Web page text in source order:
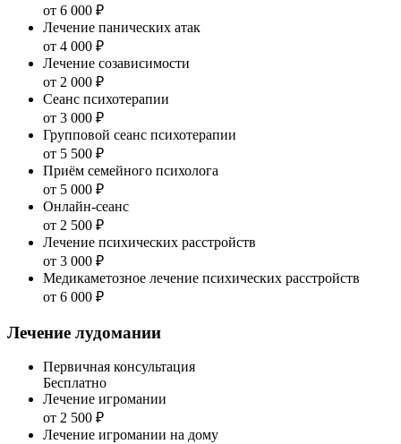
от 6 000 ₽
Лечение панических атак
от 4 000 ₽
Лечение созависимости
от 2 000 ₽
Сеанс психотерапии
от 3 000 ₽
Групповой сеанс психотерапии
от 5 500 ₽
Приём семейного психолога
от 5 000 ₽
Онлайн-сеанс
от 2 500 ₽
Лечение психических расстройств
от 3 000 ₽
Медикаметозное лечение психических расстройств
от 6 000 ₽
Лечение лудомании
Первичная консультация
Бесплатно
Лечение игромании
от 2 500 ₽
Лечение игромании на дому